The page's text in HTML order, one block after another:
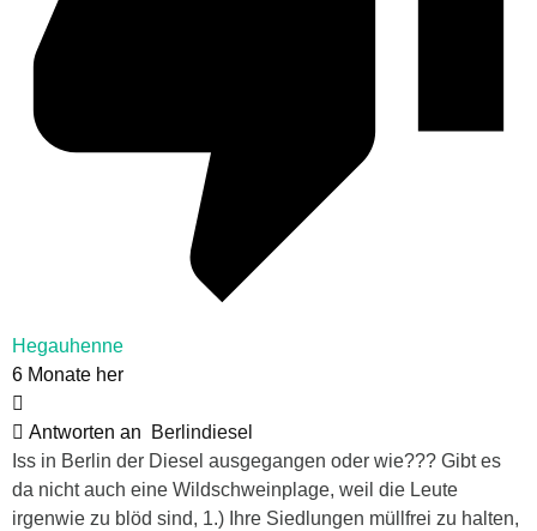
Hegauhenne
6 Monate her
Antworten an
Berlindiesel
Iss in Berlin der Diesel ausgegangen oder wie??? Gibt es
da nicht auch eine Wildschweinplage, weil die Leute
irgenwie zu blöd sind, 1.) Ihre Siedlungen müllfrei zu halten,